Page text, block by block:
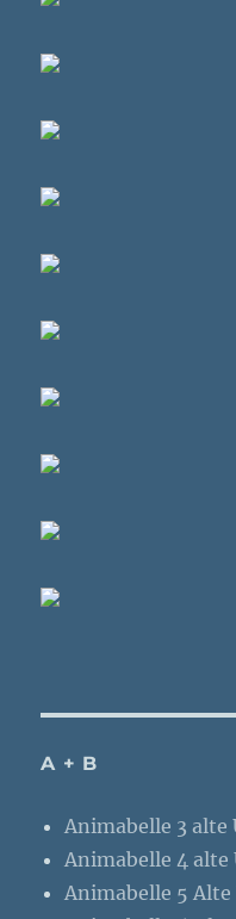
A + B
Animabelle 3 alte
Animabelle 4 alte
Animabelle 5